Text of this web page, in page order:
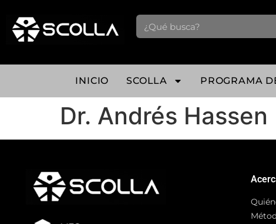
INICIO SCOLLA PROGRAMA
Dr. Andrés Hassen